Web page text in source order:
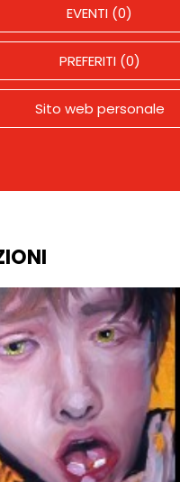
EVENTI (0)
PREFERITI (0)
Sito web personale